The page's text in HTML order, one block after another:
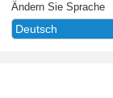
Ändern Sie Sprache